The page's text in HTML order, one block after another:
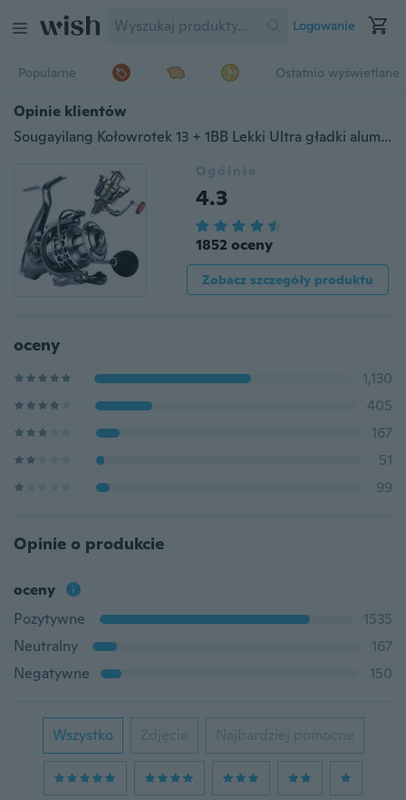
Logowanie
Popularne Ostatnio wyświetlane
Opinie klientów
Sougayilang Kołowrotek 13 + 1BB Lekki Ultra gładki aluminiowy kołowrotek spinningowy
Ogólnie
4.3
1852 oceny
Zobacz szczegóły produktu
oceny
1,130
405
167
51
99
Opinie o produkcie
oceny
Pozytywne
1535
Neutralny
167
Negatywne
150
Wszystko Zdjęcie Najbardziej pomocne